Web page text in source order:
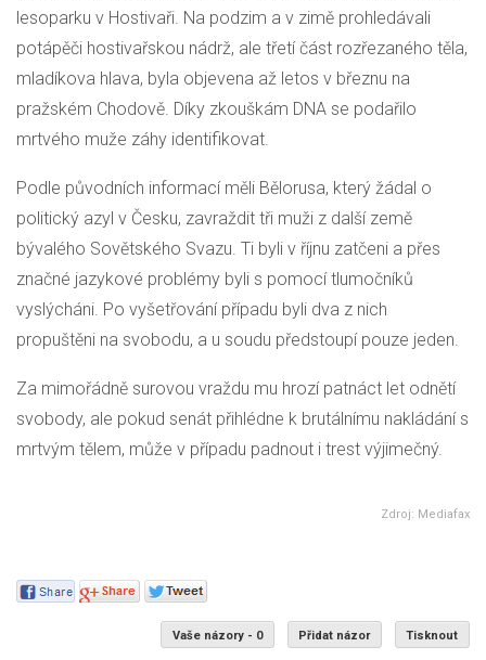
lesoparku v Hostivaři. Na podzim a v zimě prohledávali
potápěči hostivařskou nádrž, ale třetí část rozřezaného těla,
mladíkova hlava, byla objevena až letos v březnu na
pražském Chodově. Díky zkouškám DNA se podařilo
mrtvého muže záhy identifikovat.
Podle původních informací měli Bělorusa, který žádal o
politický azyl v Česku, zavraždit tři muži z další země
bývalého Sovětského Svazu. Ti byli v říjnu zatčeni a přes
značné jazykové problémy byli s pomocí tlumočníků
vyslýcháni. Po vyšetřování případu byli dva z nich
propuštěni na svobodu, a u soudu předstoupí pouze jeden.
Za mimořádně surovou vraždu mu hrozí patnáct let odnětí
svobody, ale pokud senát přihlédne k brutálnímu nakládání s
mrtvým tělem, může v případu padnout i trest výjimečný.
Zdroj: Mediafax
Vaše názory - 0 Přidat názor Tisknout